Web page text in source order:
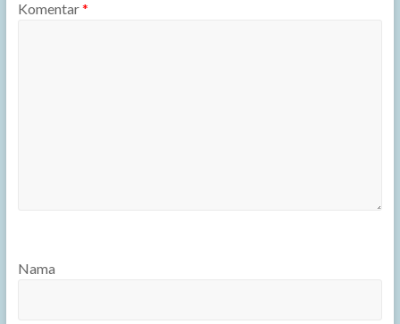
Komentar*
Nama